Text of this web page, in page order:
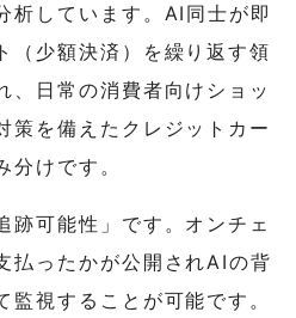
析しています。AI同士が即
（少額決済）を繰り返す領
、日常の消費者向けショッ
策を備えたクレジットカー
分けです。
跡可能性」です。オンチェ
払ったかが公開されAIの背
視することが可能です。